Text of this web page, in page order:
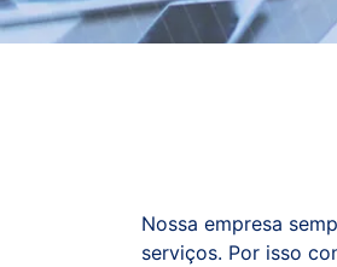
Nossa empresa
serviços. Por isso